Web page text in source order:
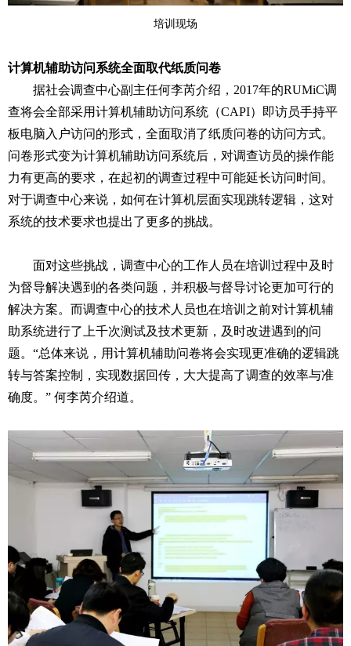
培训现场
计算机辅助访问系统全面取代纸质问卷
据社会调查中心副主任何李芮介绍，2017年的RUMiC调
查将会全部采用计算机辅助访问系统（CAPI）即访员手持平
板电脑入户访问的形式，全面取消了纸质问卷的访问方式。
问卷形式变为计算机辅助访问系统后，对调查访员的操作能
力有更高的要求，在起初的调查过程中可能延长访问时间。
对于调查中心来说，如何在计算机层面实现跳转逻辑，这对
系统的技术要求也提出了更多的挑战。
面对这些挑战，调查中心的工作人员在培训过程中及时
为督导解决遇到的各类问题，并积极与督导讨论更加可行的
解决方案。而调查中心的技术人员也在培训之前对计算机辅
助系统进行了上千次测试及技术更新，及时改进遇到的问
题。“总体来说，用计算机辅助问卷将会实现更准确的逻辑跳
转与答案控制，实现数据回传，大大提高了调查的效率与准
确度。” 何李芮介绍道。